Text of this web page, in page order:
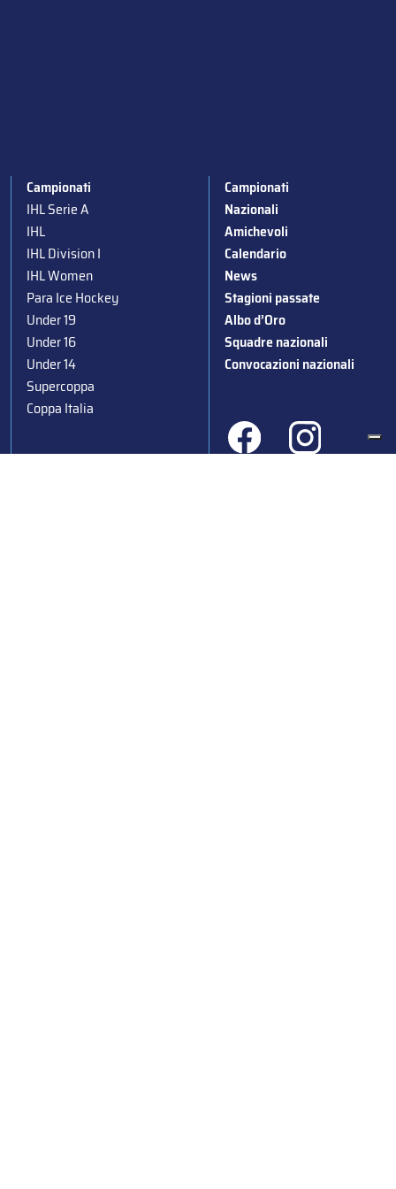
Campionati
IHL Serie A
IHL
IHL Division I
IHL Women
Para Ice Hockey
Under 19
Under 16
Under 14
Supercoppa
Coppa Italia
Campionati
Nazionali
Amichevoli
Calendario
News
Stagioni passate
Albo d’Oro
Squadre nazionali
Convocazioni nazionali